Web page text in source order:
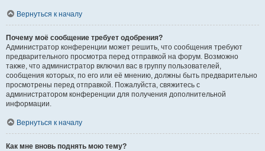
Вернуться к началу
Почему моё сообщение требует одобрения?
Администратор конференции может решить, что сообщения требуют
предварительного просмотра перед отправкой на форум. Возможно
также, что администратор включил вас в группу пользователей,
сообщения которых, по его или её мнению, должны быть предварительно
просмотрены перед отправкой. Пожалуйста, свяжитесь с
администратором конференции для получения дополнительной
информации.
Вернуться к началу
Как мне вновь поднять мою тему?